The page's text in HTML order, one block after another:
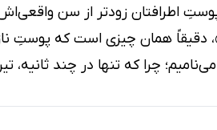
اطرافتان زودتر از سن
دقیقاً همان چیزی است که پوستِ
می‌نامیم؛ چرا که تنها در چند ثانیه،